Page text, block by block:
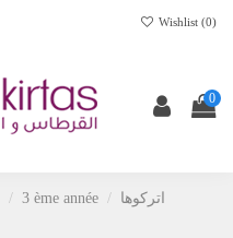
Wishlist (0)
0
3 ème année
اتركوها